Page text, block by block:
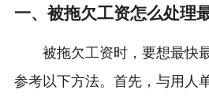
一、被拖欠工资怎么处理
被拖欠工资时，要想最快
参考以下方法。首先，与用人